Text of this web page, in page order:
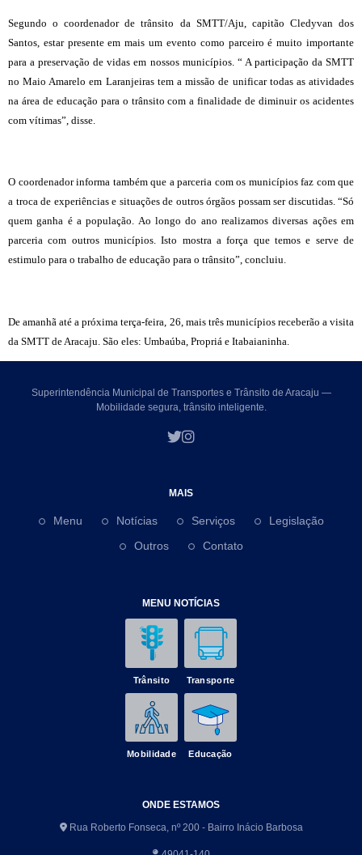
Segundo o coordenador de trânsito da SMTT/Aju, capitão Cledyvan dos
Santos, estar presente em mais um evento como parceiro é muito importante
para a preservação de vidas em nossos municípios. “ A participação da SMTT
no Maio Amarelo em Laranjeiras tem a missão de unificar todas as atividades
na área de educação para o trânsito com a finalidade de diminuir os acidentes
com vítimas”, disse.
O coordenador informa também que a parceria com os municípios faz com que
a troca de experiências e situações de outros órgãos possam ser discutidas. “Só
quem ganha é a população. Ao longo do ano realizamos diversas ações em
parceria com outros municípios. Isto mostra a força que temos e serve de
estimulo para o trabalho de educação para o trânsito”, concluiu.
De amanhã até a próxima terça-feira, 26, mais três municípios receberão a visita
da SMTT de Aracaju. São eles: Umbaúba, Propriá e Itabaianinha.
Superintendência Municipal de Transportes e Trânsito de Aracaju —
Mobilidade segura, trânsito inteligente.
MAIS
Menu Notícias Serviços
Legislação
Outros
Contato
MENU NOTÍCIAS
Trânsito Transporte
Mobilidade Educação
ONDE ESTAMOS
Rua Roberto Fonseca, nº 200 - Bairro Inácio Barbosa